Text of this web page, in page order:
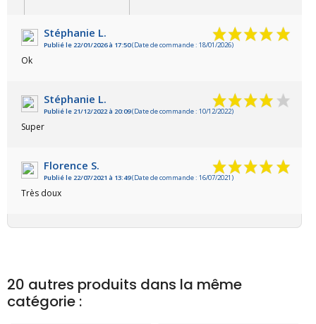
Stéphanie L.
Publié le 22/01/2026 à 17:50(Date de commande : 18/01/2026)
Ok
Stéphanie L.
Publié le 21/12/2022 à 20:09(Date de commande : 10/12/2022)
Super
Florence S.
Publié le 22/07/2021 à 13:49(Date de commande : 16/07/2021)
Très doux
20 autres produits dans la même
catégorie :